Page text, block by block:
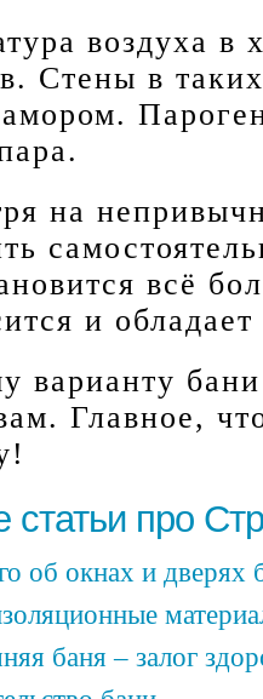
воздуха в
Стены в
на
всё
и
варианту
Главное,
статьи про
об окнах и дверях
баня – залог